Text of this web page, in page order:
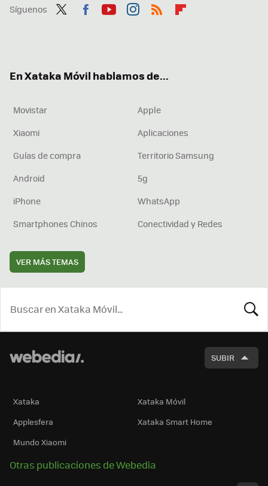
Síguenos
En Xataka Móvil hablamos de...
Movistar
Apple
Xiaomi
Aplicaciones
Guías de compra
Territorio Samsung
Android
5g
iPhone
WhatsApp
Smartphones Chinos
Conectividad y Redes
VER MÁS TEMAS
SUBIR
Xataka
Xataka Móvil
Applesfera
Xataka Smart Home
Mundo Xiaomi
Otras publicaciones de Webedia